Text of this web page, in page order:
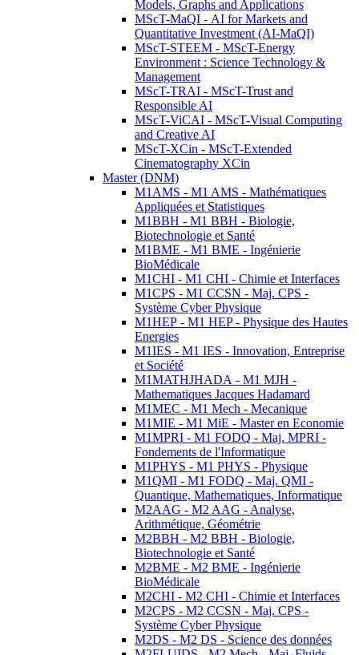
Models, Graphs and Applications
MScT-MaQI - AI for Markets and
Quantitative Investment (AI-MaQI)
MScT-STEEM - MScT-Energy
Environment : Science Technology &
Management
MScT-TRAI - MScT-Trust and
Responsible AI
MScT-ViCAI - MScT-Visual Computing
and Creative AI
MScT-XCin - MScT-Extended
Cinematography XCin
Master (DNM)
M1AMS - M1 AMS - Mathématiques
Appliquées et Statistiques
M1BBH - M1 BBH - Biologie,
Biotechnologie et Santé
M1BME - M1 BME - Ingénierie
BioMédicale
M1CHI - M1 CHI - Chimie et Interfaces
M1CPS - M1 CCSN - Maj. CPS -
Système Cyber Physique
M1HEP - M1 HEP - Physique des Hautes
Energies
M1IES - M1 IES - Innovation, Entreprise
et Société
M1MATHJHADA - M1 MJH -
Mathematiques Jacques Hadamard
M1MEC - M1 Mech - Mecanique
M1MIE - M1 MiE - Master en Economie
M1MPRI - M1 FODQ - Maj. MPRI -
Fondements de l'Informatique
M1PHYS - M1 PHYS - Physique
M1QMI - M1 FODQ - Maj. QMI -
Quantique, Mathematiques, Informatique
M2AAG - M2 AAG - Analyse,
Arithmétique, Géométrie
M2BBH - M2 BBH - Biologie,
Biotechnologie et Santé
M2BME - M2 BME - Ingénierie
BioMédicale
M2CHI - M2 CHI - Chimie et Interfaces
M2CPS - M2 CCSN - Maj. CPS -
Système Cyber Physique
M2DS - M2 DS - Science des données